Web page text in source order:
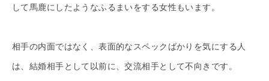
して馬鹿にしたようなふるまいをする女性もいます。
相手の内面ではなく、表面的なスペックばかりを気にする人
は、結婚相手として以前に、交流相手として不向きです。